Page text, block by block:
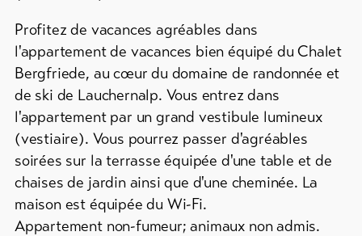
&
Service
Actualités
Webcams
Météo
Campings
/
Emplacements
de
tentes
Refuges
de
montagne
/
Auberges
Profitez de vacances agréables dans
l'appartement de vacances bien équipé du Chalet
Bergfriede, au cœur du domaine de randonnée et
de ski de Lauchernalp. Vous entrez dans
l'appartement par un grand vestibule lumineux
(vestiaire). Vous pourrez passer d'agréables
soirées sur la terrasse équipée d'une table et de
chaises de jardin ainsi que d'une cheminée. La
maison est équipée du Wi-Fi.
Appartement non-fumeur; animaux non admis.